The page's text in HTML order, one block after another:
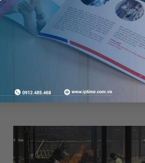
Trong
Mọi
Vững
Logo Đen Trắng vs Logo
Màu: Khi Nào Dùng Bản
Nào Và Tại Sao Cần Cả
Hai?